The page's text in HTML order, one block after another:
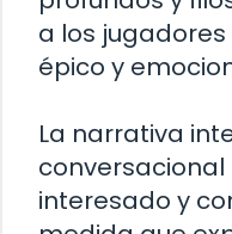
a los
épico y
La narrativa
interesado y